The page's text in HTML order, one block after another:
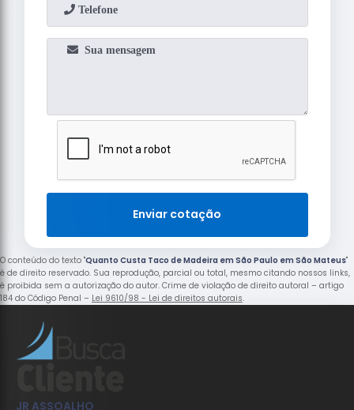
Enviar cotação
O conteúdo do texto "Quanto Custa Taco de Madeira em São Paulo em São Mateus"
é de direito reservado. Sua reprodução, parcial ou total, mesmo citando nossos links,
é proibida sem a autorização do autor. Crime de violação de direito autoral – artigo
184 do Código Penal – Lei 9610/98 - Lei de direitos autorais.
JR ASSOALHO